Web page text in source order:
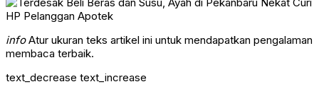
infoAtur ukuran teks artikel ini untuk mendapatkan pengalaman
membaca terbaik.
text_decrease text_increase